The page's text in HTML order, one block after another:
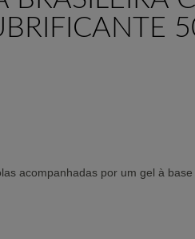
acompanhadas por um gel à